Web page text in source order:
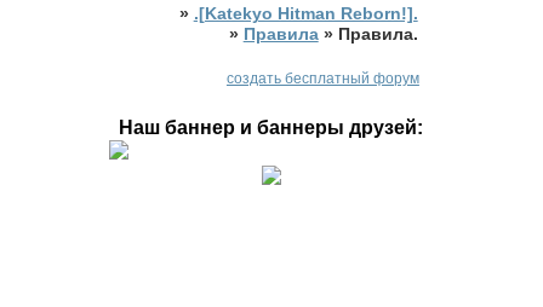
» .[Katekyo Hitman Reborn!].
» Правила » Правила.
создать бесплатный форум
Наш баннер и баннеры друзей: